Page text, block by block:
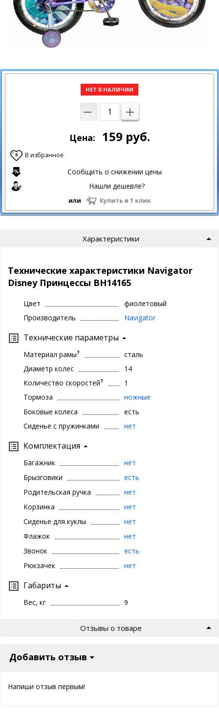
НЕТ В НАЛИЧИИ
Цена: 159 руб.
0 В избранное
Сообщить о снижении цены
Нашли дешевле?
или Купить в 1 клик
Характеристики
Технические характеристики Navigator
Disney Принцессы ВН14165
Цвет
фиолетовый
Производитель
Navigator
Технические параметры
Материал рамы?
сталь
Диаметр колес
14
Количество скоростей?
1
Тормоза
ножные
Боковые колеса
есть
Сиденье с пружинками
нет
Комплектация
Багажник
нет
Брызговики
есть
Родительская ручка
нет
Корзинка
нет
Сиденье для куклы
нет
Флажок
нет
Звонок
есть
Рюкзачек
нет
Габариты
Вес, кг 9
Отзывы о товаре
Добавить отзыв
Напиши отзыв первым!